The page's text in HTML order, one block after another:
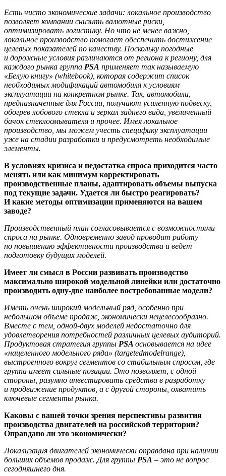
Есть чисто экономические задачи: локальное производство
позволяет компании снизить валютные риски,
оптимизировать логистику. Но что не менее важно,
локальное производство помогает обеспечить достижение
целевых показателей по качеству. Поскольку погодные
и дорожные условия различаются от региона к региону, для
каждого рынка группа PSA применяет так называемую
«Белую книгу» (whitebook), которая содержит список
необходимых модификаций автомобиля к условиям
эксплуатации на конкретном рынке. Так, автомобили,
предназначенные для России, получают усиленную подвеску,
обогрев лобового стекла и зеркал заднего вида, увеличенный
бачок стеклоомывателя и прочее. Имея локальное
производство, мы можем учесть специфику эксплуатации
уже на стадии разработки и предусмотреть необходимые
элементы.
В условиях кризиса и недостатка спроса приходится часто
менять или как минимум корректировать
производственные планы, адаптировать объемы выпуска
под текущие задачи. Удается ли быстро реагировать?
И какие методы оптимизации применяются на вашем
заводе?
Производственный план согласовывается с возможностями
спроса на рынке. Одновременно завод проводит работу
по повышению эффективности производства и ведет
подготовку будущих моделей.
Имеет ли смысл в России развивать производство
максимально широкой модельной линейки или достаточно
производить одну-две наиболее востребованные модели?
Иметь очень широкий модельный ряд, особенно при
небольшом объеме продаж, экономически нецелесообразно.
Вместе с тем, одной-двух моделей недостаточно для
удовлетворения потребностей различных целевых аудиторий.
Продуктовая стратегия группы PSA основывается на идее
«нацеленного модельного ряда» (targetedmodelrange),
выстроенного вокруг сегментов со стабильным спросом, где
группа имеет сильные позиции. Это позволяет, с одной
стороны, разумно инвестировать средства в разработку
и продвижение продуктов, а с другой стороны, охватить
ключевые сегменты рынка.
Каковы с вашей точки зрения перспективы развития
производства двигателей на российской территории?
Оправдано ли это экономически?
Локализация двигателей экономически оправдана при наличии
больших объемов продаж. Для группы PSA – это не вопрос
сегодняшнего дня.